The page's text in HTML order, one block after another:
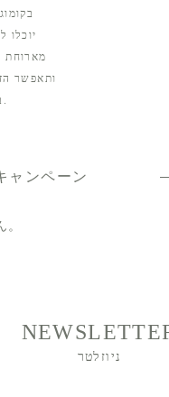
יוכלו
מארוחת
ותאפשר
במספר חנויות.
ャンペーン
。
ניוזלטר